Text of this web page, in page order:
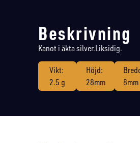
Beskrivning
Kanot i äkta silver.Liksidig.
Vikt:
2.5 g
Höjd:
28mm
8mm